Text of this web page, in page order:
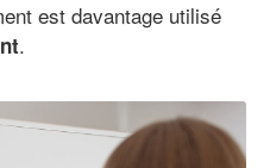
est davantage utilisé
.